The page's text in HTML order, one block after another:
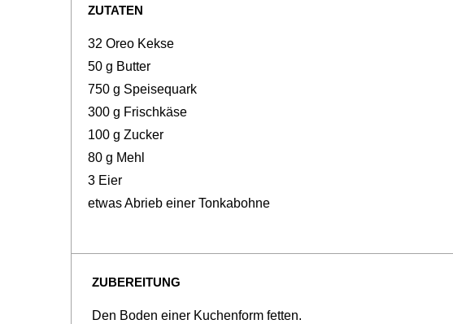
ZUTATEN
32 Oreo Kekse
50 g Butter
750 g Speisequark
300 g Frischkäse
100 g Zucker
80 g Mehl
3 Eier
etwas Abrieb einer Tonkabohne
ZUBEREITUNG
Den Boden einer Kuchenform fetten.